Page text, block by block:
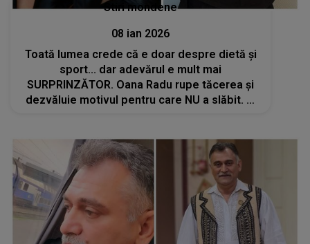
Stiri mondene
08 ian 2026
Toată lumea crede că e doar despre dietă și
sport... dar adevărul e mult mai
SURPRINZĂTOR. Oana Radu rupe tăcerea și
dezvăluie motivul pentru care NU a slăbit. Și